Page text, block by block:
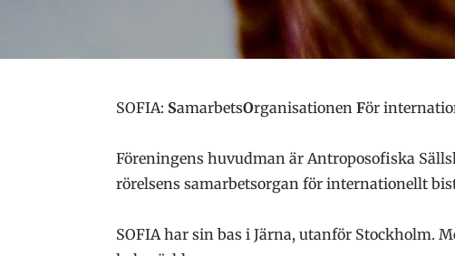
SOFIA: SamarbetsOrganisationen För
Föreningens huvudman är Antroposofiska
rörelsens samarbetsorgan för internationellt
SOFIA har sin bas i Järna, utanför Stockholm.